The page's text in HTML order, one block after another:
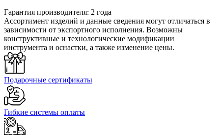
Гарантия производителя: 2 года
Ассортимент изделий и данные сведения могут отличаться в
зависимости от экспортного исполнения. Возможны
конструктивные и технологические модификации
инструмента и оснастки, а также изменение цены.
Подарочные сертификаты
Гибкие системы оплаты